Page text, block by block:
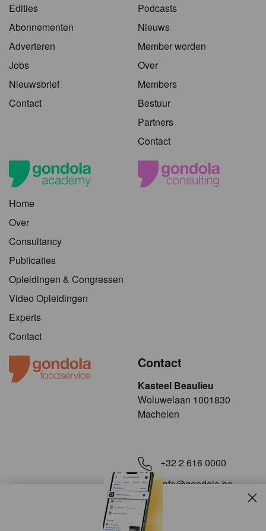
Edities
Abonnementen
Adverteren
Jobs
Nieuwsbrief
Contact
Podcasts
Nieuws
Member worden
Over
Members
Bestuur
Partners
Contact
Home
Over
Consultancy
Publicaties
Opleidingen & Congressen
Video Opleidingen
Experts
Contact
Contact
Kasteel Beaulieu
​​​Woluwelaan 1001830
Machelen
+32 2 616 0000
info@gondola.be
Volg ons op